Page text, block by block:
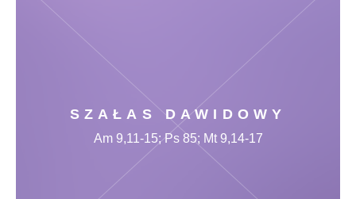
SZAŁAS DAWIDOWY
Am 9,11-15; Ps 85; Mt 9,14-17